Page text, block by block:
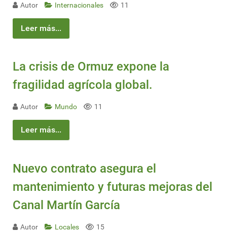
Autor Internacionales 11
Leer más...
La crisis de Ormuz expone la
fragilidad agrícola global.
Autor Mundo 11
Leer más...
Nuevo contrato asegura el
mantenimiento y futuras mejoras del
Canal Martín García
Autor Locales 15